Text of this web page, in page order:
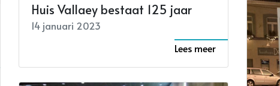
Huis Vallaey bestaat 125 jaar
14 januari 2023
Lees meer